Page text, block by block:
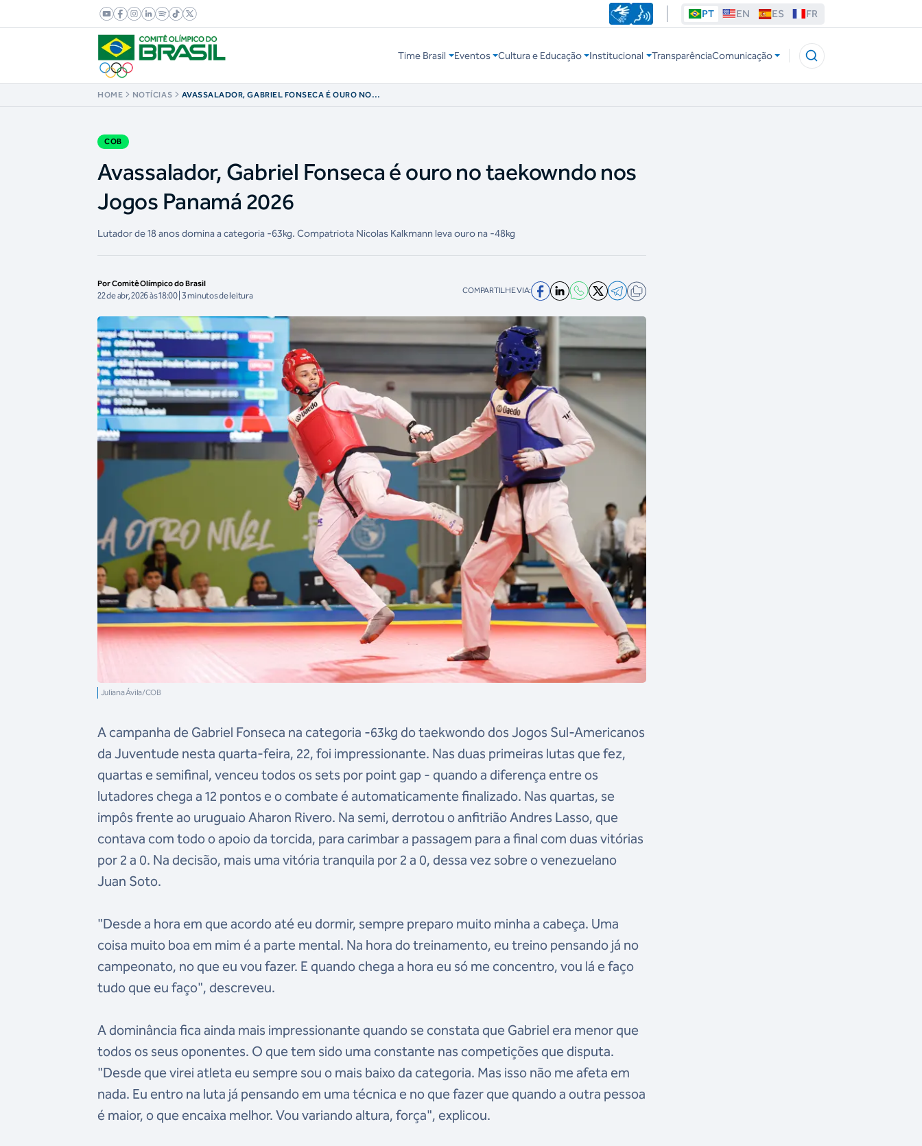
PT EN ES FR
Time Brasil Eventos Cultura e Educação Institucional TransparênciaComunicação
HOME NOTÍCIAS
AVASSALADOR, GABRIEL FONSECA É OURO NO
COB
Avassalador, Gabriel Fonseca é ouro no taekowndo nos
Jogos Panamá 2026
Lutador de 18 anos domina a categoria -63kg. Compatriota Nicolas Kalkmann leva ouro na -48kg
Por Comitê Olímpico do Brasil
22 de abr, 2026 às 18:00 | 3 minutos de leitura COMPARTILHE VIA:
Juliana Ávila/COB
A campanha de Gabriel Fonseca na categoria -63kg do taekwondo dos Jogos Sul-Americanos
da Juventude nesta quarta-feira, 22, foi impressionante. Nas duas primeiras lutas que fez,
quartas e semifinal, venceu todos os sets por point gap - quando a diferença entre os
lutadores chega a 12 pontos e o combate é automaticamente finalizado. Nas quartas, se
impôs frente ao uruguaio Aharon Rivero. Na semi, derrotou o anfitrião Andres Lasso, que
contava com todo o apoio da torcida, para carimbar a passagem para a final com duas vitórias
por 2 a 0. Na decisão, mais uma vitória tranquila por 2 a 0, dessa vez sobre o venezuelano
Juan Soto.
"Desde a hora em que acordo até eu dormir, sempre preparo muito minha a cabeça. Uma
coisa muito boa em mim é a parte mental. Na hora do treinamento, eu treino pensando já no
campeonato, no que eu vou fazer. E quando chega a hora eu só me concentro, vou lá e faço
tudo que eu faço", descreveu.
A dominância fica ainda mais impressionante quando se constata que Gabriel era menor que
todos os seus oponentes. O que tem sido uma constante nas competições que disputa.
"Desde que virei atleta eu sempre sou o mais baixo da categoria. Mas isso não me afeta em
nada. Eu entro na luta já pensando em uma técnica e no que fazer que quando a outra pessoa
é maior, o que encaixa melhor. Vou variando altura, força", explicou.